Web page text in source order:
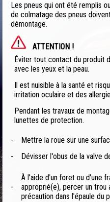
Les pneus qui ont été remplis
de colmatage des pneus
démontage.
ATTENTION !
Éviter tout contact du produit
avec les yeux et la peau.
Il est nuisible à la santé et
irritation oculaire et des
Pendant les travaux de
lunettes de protection.
-
Mettre la roue sur une
-
Dévisser l'obus de la valve
-
À l'aide d'un foret ou d'une
approprié(e), percer un trou
précaution dans l'épaule du